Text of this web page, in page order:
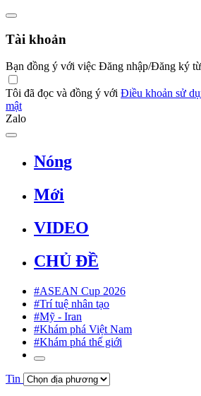
Tài khoản
Bạn đồng ý với việc Đăng nhập/Đăng ký
Tôi đã đọc và đồng ý với Điều khoản sử
mật
Zalo
Nóng
Mới
VIDEO
CHỦ ĐỀ
#ASEAN Cup 2026
#Trí tuệ nhân tạo
#Mỹ - Iran
#Khám phá Việt Nam
#Khám phá thế giới
Tin